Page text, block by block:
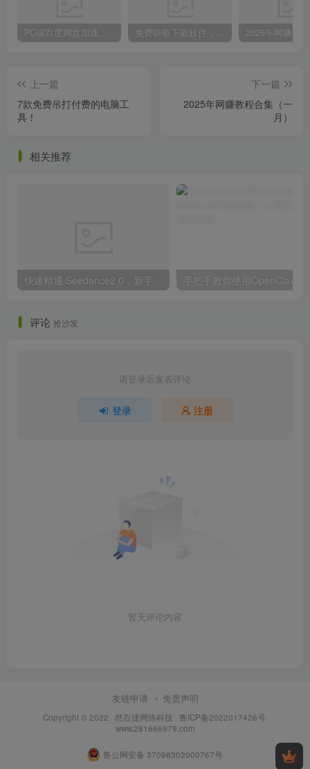
PC端百度网盘加速下载补丁脚本及使用方法 免费听歌下歌软件，支持无损音乐下载
上一篇
7款免费吊打付费的电脑工
具！
下一篇
2025年网赚教程合集（一
月）
相关推荐
快速精通 Seedance2.0，新手也能做出高清爆款视频
评论 抢沙发
请登录后发表评论
登录 注册
暂无评论内容
友链申请 免责声明
Copyright © 2022 · 然百捷网络科技 · 鲁ICP备2022017426号.
www.281666979.com
鲁公网安备 37098302000767号